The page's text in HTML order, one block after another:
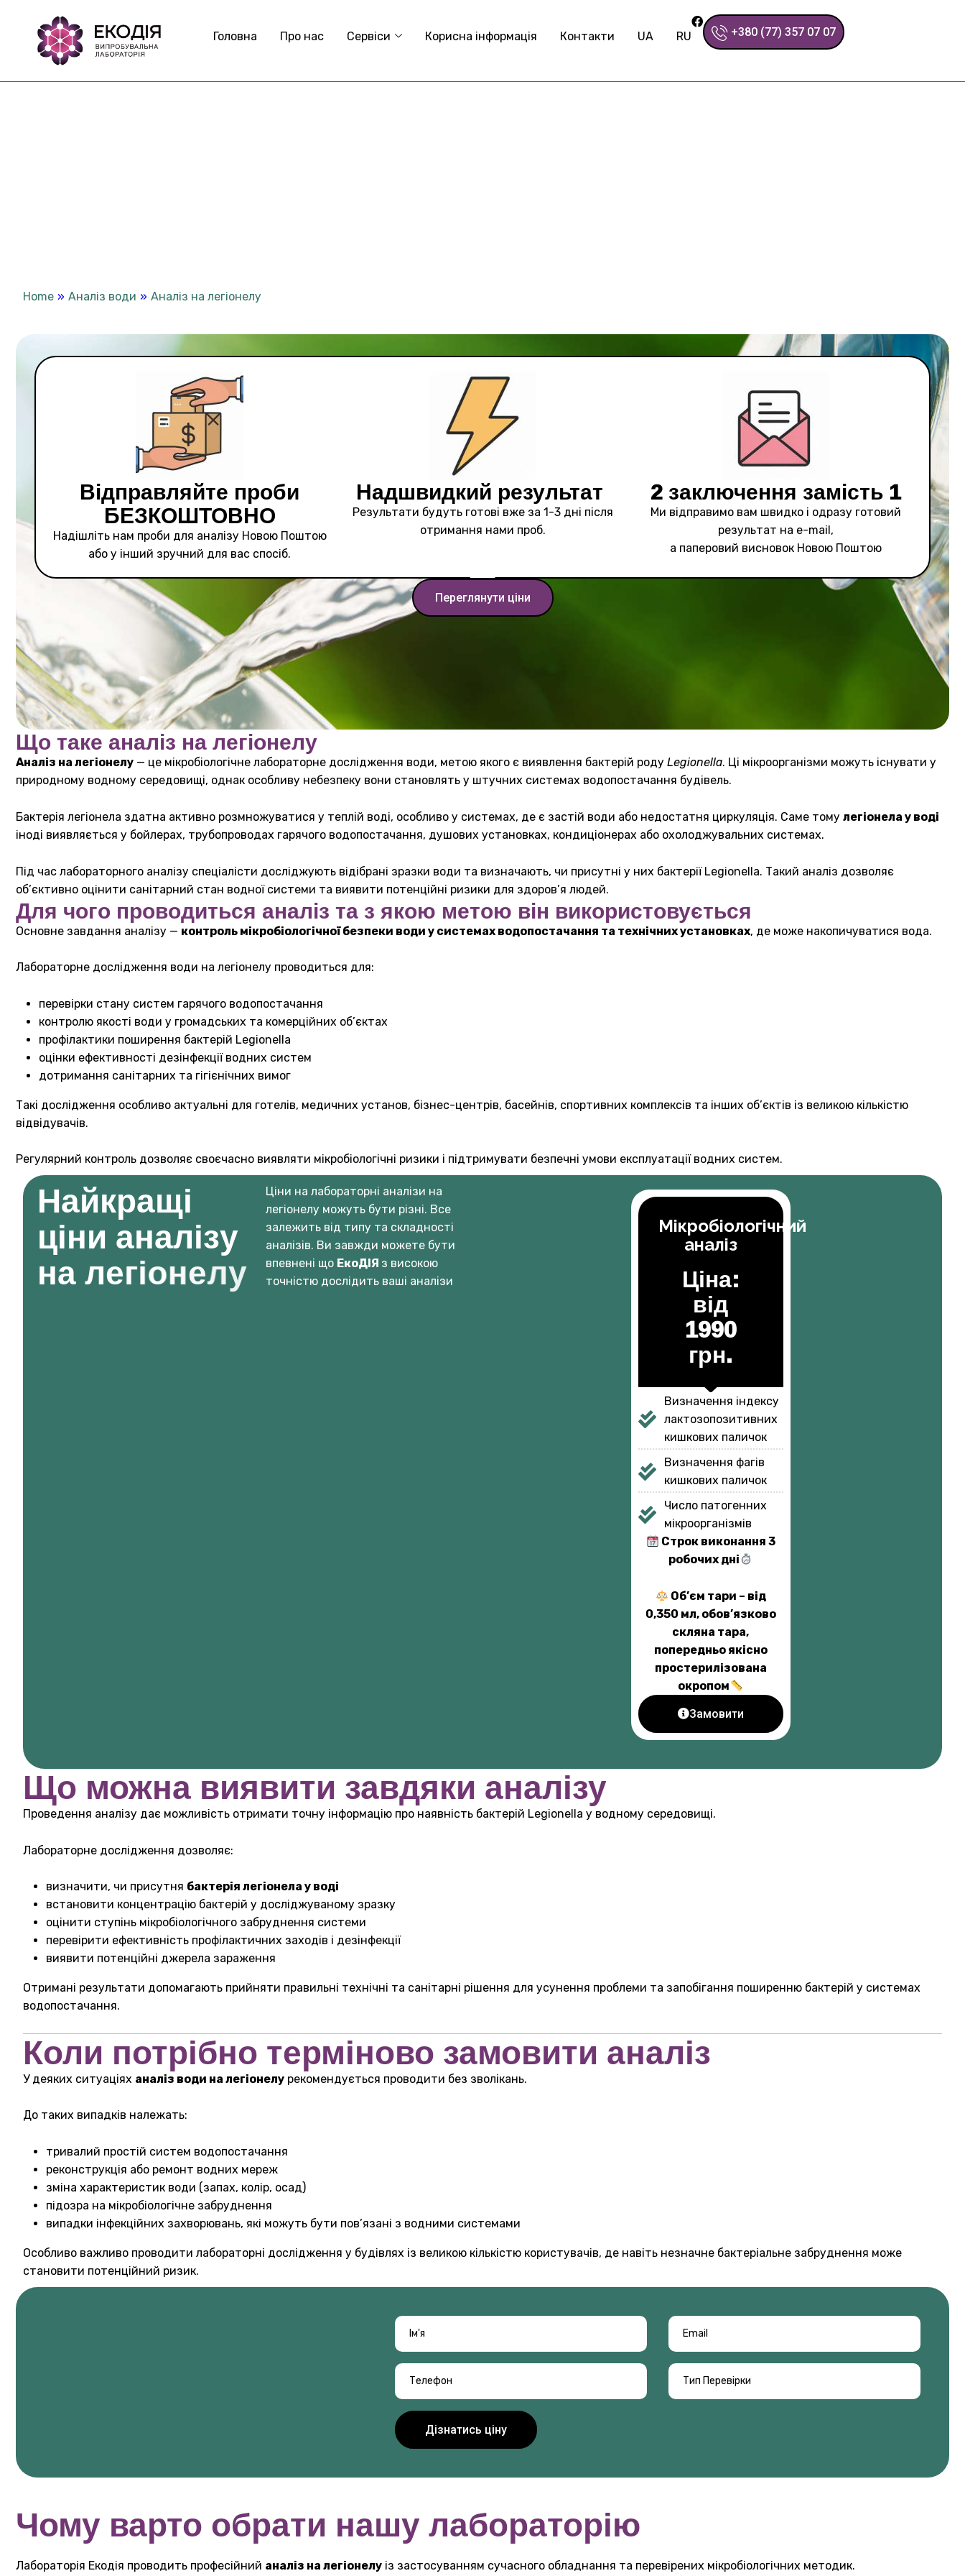
Головна Про нас Сервіси Корисна інформація Контакти UA RU +380 (77) 357 07 07
Home » Аналіз води » Аналіз на легіонелу
Відправляйте проби
БЕЗКОШТОВНО
Надішліть нам проби для аналізу Новою Поштою
або у інший зручний для вас спосіб.
Надшвидкий результат
Результати будуть готові вже за 1-3 дні після
отримання нами проб.
2 заключення замість 1
Ми відправимо вам швидко і одразу готовий
результат на e-mail,
а паперовий висновок Новою Поштою
Переглянути ціни
Що таке аналіз на легіонелу
Аналіз на легіонелу — це мікробіологічне лабораторне дослідження води, метою якого є виявлення бактерій роду Legionella. Ці мікроорганізми можуть існувати у
природному водному середовищі, однак особливу небезпеку вони становлять у штучних системах водопостачання будівель.
Бактерія легіонела здатна активно розмножуватися у теплій воді, особливо у системах, де є застій води або недостатня циркуляція. Саме тому легіонела у воді
іноді виявляється у бойлерах, трубопроводах гарячого водопостачання, душових установках, кондиціонерах або охолоджувальних системах.
Під час лабораторного аналізу спеціалісти досліджують відібрані зразки води та визначають, чи присутні у них бактерії Legionella. Такий аналіз дозволяє
об’єктивно оцінити санітарний стан водної системи та виявити потенційні ризики для здоров’я людей.
Для чого проводиться аналіз та з якою метою він використовується
Основне завдання аналізу — контроль мікробіологічної безпеки води у системах водопостачання та технічних установках, де може накопичуватися вода.
Лабораторне дослідження води на легіонелу проводиться для:
перевірки стану систем гарячого водопостачання
контролю якості води у громадських та комерційних об’єктах
профілактики поширення бактерій Legionella
оцінки ефективності дезінфекції водних систем
дотримання санітарних та гігієнічних вимог
Такі дослідження особливо актуальні для готелів, медичних установ, бізнес-центрів, басейнів, спортивних комплексів та інших об’єктів із великою кількістю
відвідувачів.
Регулярний контроль дозволяє своєчасно виявляти мікробіологічні ризики і підтримувати безпечні умови експлуатації водних систем.
Найкращі
цінианалізу
налегіонелу
Ціни на лабораторні аналізи на
легіонелу можуть бути різні. Все
залежить від типу та складності
аналізів. Ви завжди можете бути
впевнені що ЕкоДІЯ з високою
точністю дослідить ваші аналізи
Мікробіологічний
аналіз
Ціна:
від
1990
грн.
Визначення індексу
лактозопозитивних
кишкових паличок
Визначення фагів
кишкових паличок
Число патогенних
мікроорганізмів
Строк виконання 3
робочих дні
Об’єм тари – від
0,350 мл, обов’язково
скляна тара,
попередньо якісно
простерилізована
окропом
Замовити
Що можна виявити завдяки аналізу
Проведення аналізу дає можливість отримати точну інформацію про наявність бактерій Legionella у водному середовищі.
Лабораторне дослідження дозволяє:
визначити, чи присутня бактерія легіонела у воді
встановити концентрацію бактерій у досліджуваному зразку
оцінити ступінь мікробіологічного забруднення системи
перевірити ефективність профілактичних заходів і дезінфекції
виявити потенційні джерела зараження
Отримані результати допомагають прийняти правильні технічні та санітарні рішення для усунення проблеми та запобігання поширенню бактерій у системах
водопостачання.
Коли потрібно терміново замовити аналіз
У деяких ситуаціях аналіз води на легіонелу рекомендується проводити без зволікань.
До таких випадків належать:
тривалий простій систем водопостачання
реконструкція або ремонт водних мереж
зміна характеристик води (запах, колір, осад)
підозра на мікробіологічне забруднення
випадки інфекційних захворювань, які можуть бути пов’язані з водними системами
Особливо важливо проводити лабораторні дослідження у будівлях із великою кількістю користувачів, де навіть незначне бактеріальне забруднення може
становити потенційний ризик.
Чому варто обрати нашу лабораторію
Лабораторія Екодія проводить професійний аналіз на легіонелу із застосуванням сучасного обладнання та перевірених мікробіологічних методик.